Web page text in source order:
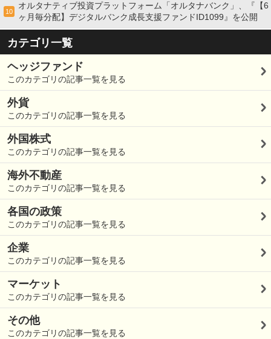
10
オルタナティブ投資プラットフォーム「オルタナバンク」、『【6
ヶ月毎分配】デジタルバンク成長支援ファンドID1099』を公開
カテゴリ一覧
ヘッジファンド
このカテゴリの記事一覧を見る
外貨
このカテゴリの記事一覧を見る
外国株式
このカテゴリの記事一覧を見る
海外不動産
このカテゴリの記事一覧を見る
各国の政策
このカテゴリの記事一覧を見る
企業
このカテゴリの記事一覧を見る
マーケット
このカテゴリの記事一覧を見る
その他
このカテゴリの記事一覧を見る